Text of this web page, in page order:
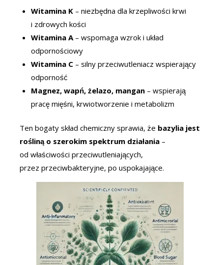
Witamina K– niezbędna dla krzepliwości krwi
i zdrowych kości
Witamina A– wspomaga wzrok i układ
odpornościowy
Witamina C– silny przeciwutleniacz wspierający
odporność
Magnez, wapń, żelazo, mangan– wspierają
pracę mięśni, krwiotworzenie i metabolizm
Ten bogaty skład chemiczny sprawia, że bazylia jest
rośliną o szerokim spektrum działania –
od właściwości przeciwutleniających,
przez przeciwbakteryjne, po uspokajające.